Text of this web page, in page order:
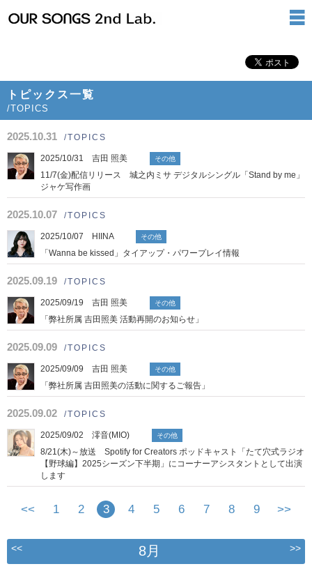
トピックス一覧
/TOPICS
2025.10.31 /TOPICS
2025/10/31 吉田 照美 その他
11/7(金)配信リリース 城之内ミサ デジタルシングル「Stand by me」
ジャケ写作画
2025.10.07 /TOPICS
2025/10/07 HIINA その他
「Wanna be kissed」タイアップ・パワープレイ情報
2025.09.19 /TOPICS
2025/09/19 吉田 照美 その他
「弊社所属 吉田照美 活動再開のお知らせ」
2025.09.09 /TOPICS
2025/09/09 吉田 照美 その他
「弊社所属 吉田照美の活動に関するご報告」
2025.09.02 /TOPICS
2025/09/02 澪音(MIO) その他
8/21(木)～放送 Spotify for Creators ポッドキャスト「たて穴式ラジオ
【野球編】2025シーズン下半期」にコーナーアシスタントとして出演
します
<< 1 2 3 4 5 6 7 8 9 >>
<< 8月 >>